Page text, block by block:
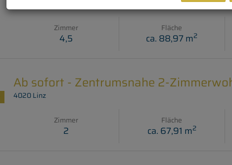
Zimmer
4,5
Fläche
ca. 88,97 m2
Ab sofort - Zentrumsnahe 2-
4020 Linz
Zimmer
2
Fläche
ca. 67,91 m2